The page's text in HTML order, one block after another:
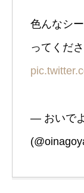
色んなシ
ってくだ
— おいで